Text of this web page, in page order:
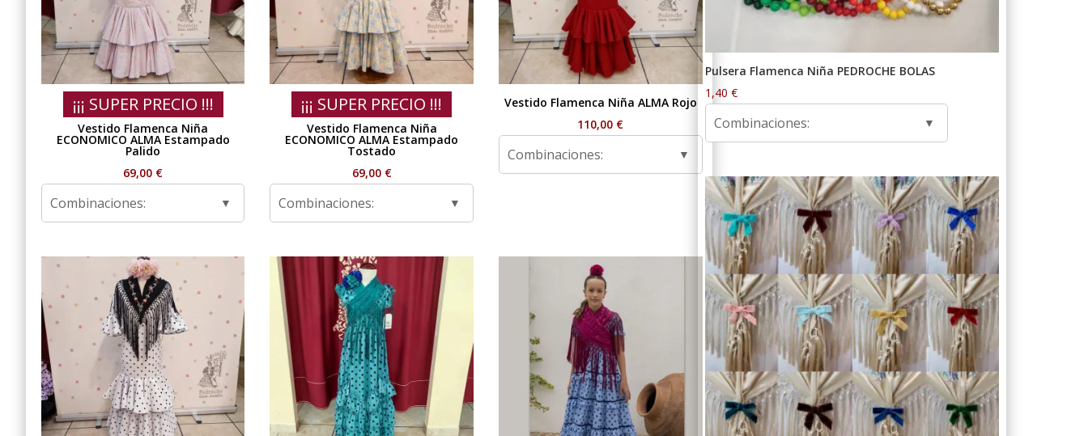
¡¡¡ SUPER PRECIO !!!
Vestido Flamenca Niña
ECONOMICO ALMA Estampado
Palido
69,00 €
Combinaciones:
¡¡¡ SUPER PRECIO !!!
Vestido Flamenca Niña
ECONOMICO ALMA Estampado
Tostado
69,00 €
Combinaciones:
Vestido Flamenca Niña ALMA Rojo
110,00 €
Combinaciones:
Pulsera Flamenca Niña PEDROCHE BOLAS
1,40€
Combinaciones: